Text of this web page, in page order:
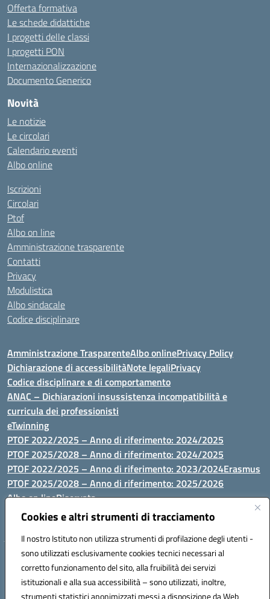
Cookies e altri strumenti di tracciamento
Il nostro Istituto non utilizza strumenti di profilazione degli utenti -
sono utilizzati esclusivamente cookies tecnici necessari al
corretto funzionamento del sito, alla fruibilità dei servizi
istituzionali e alla sua accessibilità – sono utilizzati, inoltre,
strumenti statistici anonimizzati messi a disposizione da Web
Offerta formativa
Le schede didattiche
I progetti delle classi
I progetti PON
Internazionalizzazione
Documento Generico
Novità
Le notizie
Le circolari
Calendario eventi
Albo online
Iscrizioni
Circolari
Ptof
Albo on line
Amministrazione trasparente
Contatti
Privacy
Modulistica
Albo sindacale
Codice disciplinare
Amministrazione TrasparenteAlbo onlinePrivacy Policy
Dichiarazione di accessibilitàNote legaliPrivacy
Codice disciplinare e di comportamento
ANAC – Dichiarazioni insussistenza incompatibilità e
curricula dei professionisti
eTwinning
PTOF 2022/2025 – Anno di riferimento: 2024/2025
PTOF 2025/2028 – Anno di riferimento: 2024/2025
PTOF 2022/2025 – Anno di riferimento: 2023/2024Erasmus
PTOF 2025/2028 – Anno di riferimento: 2025/2026
Albo on lineRiservata
P.N. Dotazione di attrezzature per le palestre
Via Luna e Sole, 44 07100, Sassari - Tel 079293287 - Fax 0793764116
- Mail: ssvc010009@istruzione.it - PEC: ssvc010009@pec.istruzione.it
- C.F. / P.IVA Convitto 80000150906 - C.F. Scuole 92073300904